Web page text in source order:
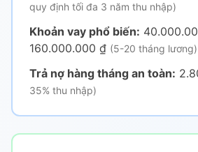
quy định tối đa 3 năm thu nhập)
Khoản vay phổ biến:
160.000.000 ₫ (5-20 tháng lương)
Trả nợ hàng tháng an toàn:
35% thu nhập)